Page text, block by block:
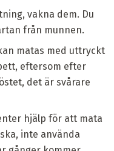
vakna dem. Du
från munnen.
matas med uttryckt
eftersom efter
det är svårare
hjälp för att mata
inte använda